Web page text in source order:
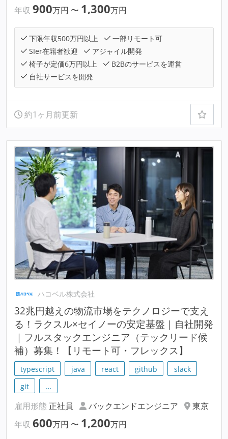
年収 900万円 〜 1,300万円
下限年収500万円以上
一部リモート可
SIer在籍者歓迎
アジャイル開発
椅子が定価6万円以上
B2Bのサービスを運営
自社サービスを開発
約1ヶ月前更新
ハコベル株式会社
32兆円越えの物流市場をテクノロジーで支え
る！ラクスル×セイノーの安定基盤｜自社開発
｜フルスタックエンジニア（テックリード候
補）募集！【リモート可・フレックス】
typescript java react github
slack
git
…
雇用形態 正社員 バックエンドエンジニア
東京
年収 600万円 〜 1,200万円